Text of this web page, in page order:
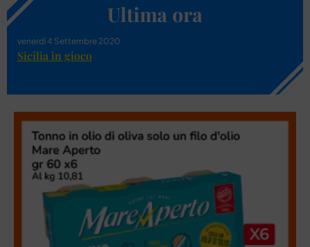
Ultima ora
venerdì 4 Settembre 2020
Sicilia in gioco